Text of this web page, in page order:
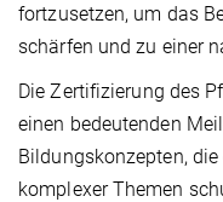
fortzusetzen, um das
schärfen und zu einer
Die Zertifizierung des
einen bedeutenden
Bildungskonzepten,
komplexer Themen